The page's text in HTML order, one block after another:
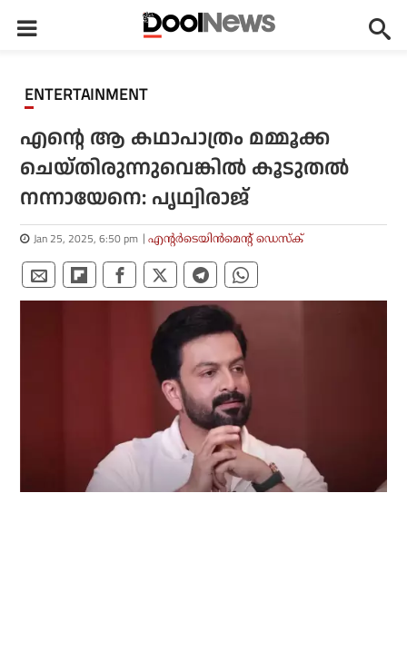
ENTERTAINMENT
എന്റെ ആ കഥാപാത്രം മമ്മൂക്ക
ചെയ്തിരുന്നുവെങ്കിൽ കൂടുതൽ
നന്നായേനെ: പൃഥ്വിരാജ്
Jan 25, 2025, 6:50 pm എന്റര്‍ടെയിന്‍മെന്റ് ഡെസ്‌ക്